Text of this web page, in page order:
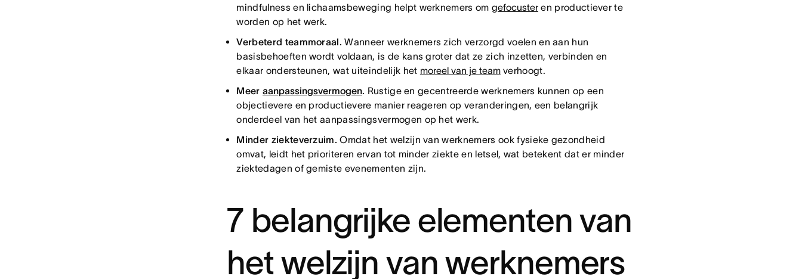
mindfulness en lichaamsbeweging helpt werknemers om gefocuster en productiever te
worden op het werk.
Verbeterd teammoraal. Wanneer werknemers zich verzorgd voelen en aan hun
basisbehoeften wordt voldaan, is de kans groter dat ze zich inzetten, verbinden en
elkaar ondersteunen, wat uiteindelijk het moreel van je teamverhoogt.
Meer aanpassingsvermogen. Rustige en gecentreerde werknemers kunnen op een
objectievere en productievere manier reageren op veranderingen, een belangrijk
onderdeel van het aanpassingsvermogen op het werk.
Minder ziekteverzuim. Omdat het welzijn van werknemers ook fysieke gezondheid
omvat, leidt het prioriteren ervan tot minder ziekte en letsel, wat betekent dat er minder
ziektedagen of gemiste evenementen zijn.
7 belangrijke elementen van
het welzijn van werknemers